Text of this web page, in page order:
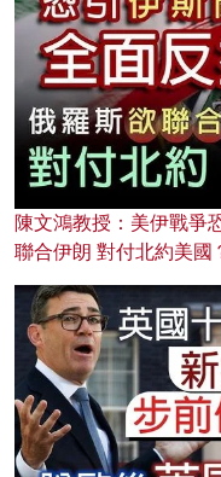
陳文鴻教授：美伊戰爭
聯合伊朗 對付北約美國